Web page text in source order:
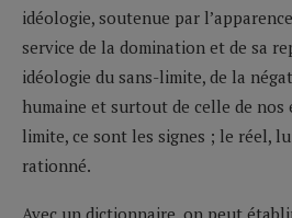
idéologie, soutenue par
service de la domination et de sa
idéologie du sans-limite, de la
humaine et surtout de celle de nos
limite, ce sont les signes ; le réel,
rationné.
Avec un dictionnaire, on peut